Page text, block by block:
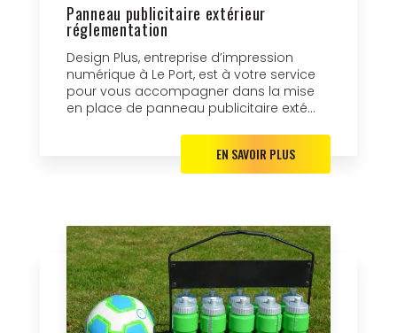
Panneau publicitaire extérieur
réglementation
Design Plus, entreprise d’impression
numérique à Le Port, est à votre service
pour vous accompagner dans la mise
en place de panneau publicitaire exté...
EN SAVOIR PLUS